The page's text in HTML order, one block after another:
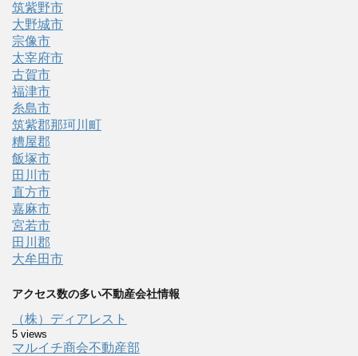
筑紫野市
大野城市
宗像市
太宰府市
古賀市
福津市
糸島市
筑紫郡那珂川町
糟屋郡
飯塚市
田川市
直方市
嘉麻市
宮若市
田川郡
大牟田市
アクセス数の多い不動産会社情報
（株）ディアレスト
5 views
マルイチ商会不動産部